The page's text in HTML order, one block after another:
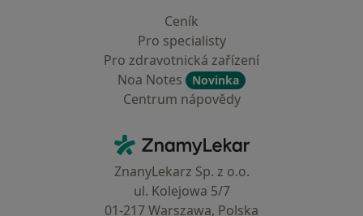
Ceník
Pro specialisty
Pro zdravotnická zařízení
Noa Notes
Novinka
Centrum nápovědy
ZnamyLekar - Hlavní stránka
ZnanyLekarz Sp. z o.o.
ul. Kolejowa 5/7
01-217 Warszawa, Polska